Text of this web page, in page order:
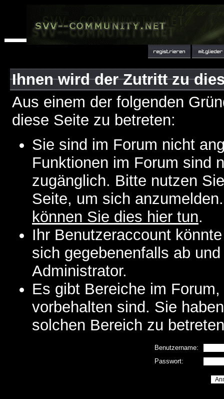
Ihnen wird der Zutritt zu
Aus einem der folgenden
diese Seite zu betreten:
Sie sind im Forum nicht
Funktionen im Forum sind
zugänglich. Bitte nutzen
Seite, um sich
können Sie dies hier tun.
Ihr Benutzeraccount
sich gegebenenfalls ab
Administrator.
Es gibt Bereiche im
vorbehalten sind. Sie
solchen Bereich zu
Benutzername:
Passwort: